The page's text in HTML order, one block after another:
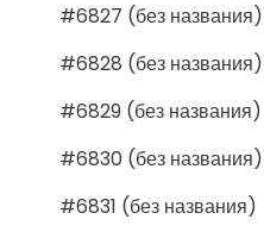
#6827 (без названия)
#6828 (без названия)
#6829 (без названия)
#6830 (без названия)
#6831 (без названия)